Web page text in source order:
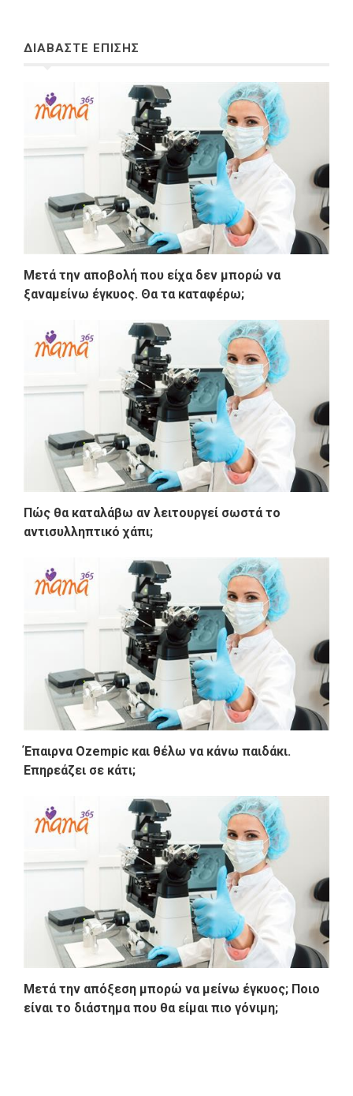
ΔΙΑΒΑΣΤΕ ΕΠΙΣΗΣ
Μετά την αποβολή που είχα δεν μπορώ να
ξαναμείνω έγκυος. Θα τα καταφέρω;
Πώς θα καταλάβω αν λειτουργεί σωστά το
αντισυλληπτικό χάπι;
Έπαιρνα Ozempic και θέλω να κάνω παιδάκι.
Επηρεάζει σε κάτι;
Μετά την απόξεση μπορώ να μείνω έγκυος; Ποιο
είναι το διάστημα που θα είμαι πιο γόνιμη;